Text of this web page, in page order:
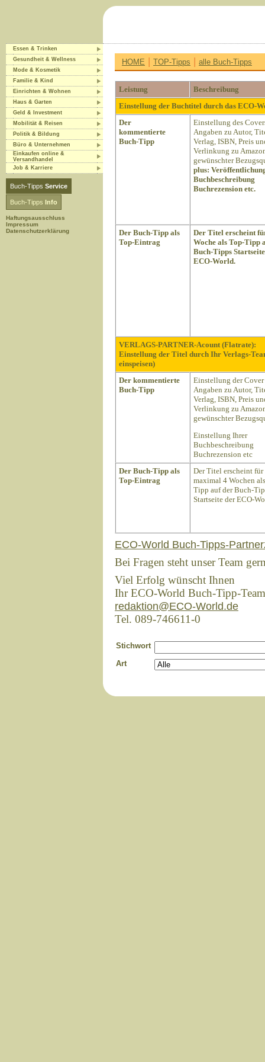
Essen & Trinken
Gesundheit & Wellness
Mode & Kosmetik
Familie & Kind
Einrichten & Wohnen
Haus & Garten
Geld & Investment
Mobilität & Reisen
Politik & Bildung
Büro & Unternehmen
Einkaufen online &
Versandhandel
Job & Karriere
Buch-Tipps Service
Buch-Tipps Info
Haftungsausschluss
Impressum
Datenschutzerklärung
HOME | TOP-Tipps | alle Buch-Tipps
Leistung
Beschreibung
Einstellung der Buchtitel durch das ECO-
Der
kommentierte
Buch-Tipp
Einstellung des
Angaben zu Autor,
Verlag, ISBN, Preis
Verlinkung zu
gewünschter
plus:
Buchbeschreibung
Buchrezension etc.
Der Buch-Tipp als
Top-Eintrag
Der Titel erscheint
Woche als Top-Tipp
Buch-Tipps
ECO-World.
VERLAGS-PARTNER-Acount (Flatrate):
Einstellung der Titel durch Ihr Verlags-
einspeisen)
Der kommentierte
Buch-Tipp
Einstellung der
Angaben zu Autor,
Verlag, ISBN, Preis
Verlinkung zu
gewünschter
Einstellung Ihrer
Buchbeschreibung
Buchrezension etc
Der Buch-Tipp als
Top-Eintrag
Der Titel erscheint für
maximal 4 Wochen
Tipp auf der Buch-
Startseite der ECO-
ECO-World Buch-Tipps-
Bei Fragen steht unser Team
Viel Erfolg wünscht Ihnen
Ihr ECO-World Buch-Tipp-Team
redaktion@ECO-World.de
Tel. 089-746611-0
Stichwort
Art